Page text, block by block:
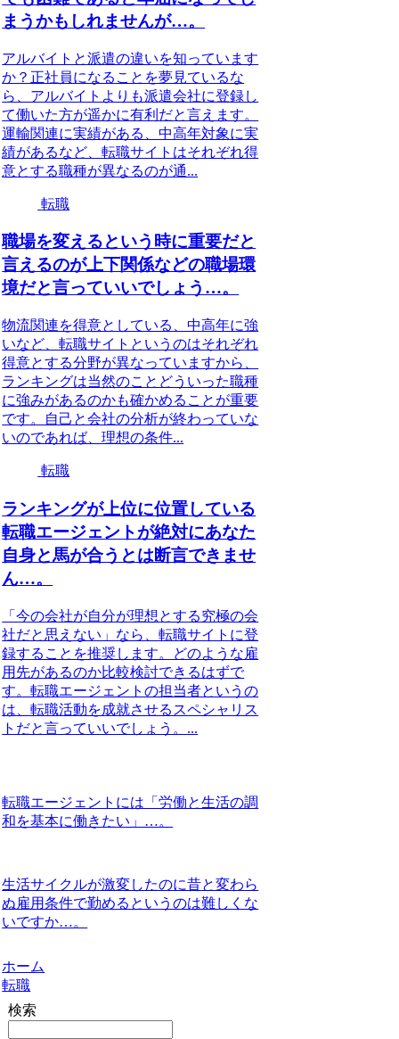
まうかもしれませんが…。
アルバイトと派遣の違いを知っています
か？正社員になることを夢見ているな
ら、アルバイトよりも派遣会社に登録し
て働いた方が遥かに有利だと言えます。
運輸関連に実績がある、中高年対象に実
績があるなど、転職サイトはそれぞれ得
意とする職種が異なるのが通...
転職
職場を変えるという時に重要だと
言えるのが上下関係などの職場環
境だと言っていいでしょう…。
物流関連を得意としている、中高年に強
いなど、転職サイトというのはそれぞれ
得意とする分野が異なっていますから、
ランキングは当然のことどういった職種
に強みがあるのかも確かめることが重要
です。自己と会社の分析が終わっていな
いのであれば、理想の条件...
転職
ランキングが上位に位置している
転職エージェントが絶対にあなた
自身と馬が合うとは断言できませ
ん…。
「今の会社が自分が理想とする究極の会
社だと思えない」なら、転職サイトに登
録することを推奨します。どのような雇
用先があるのか比較検討できるはずで
す。転職エージェントの担当者というの
は、転職活動を成就させるスペシャリス
トだと言っていいでしょう。...
転職エージェントには「労働と生活の調
和を基本に働きたい」…。
生活サイクルが激変したのに昔と変わら
ぬ雇用条件で勤めるというのは難しくな
いですか…。
ホーム
転職
検索